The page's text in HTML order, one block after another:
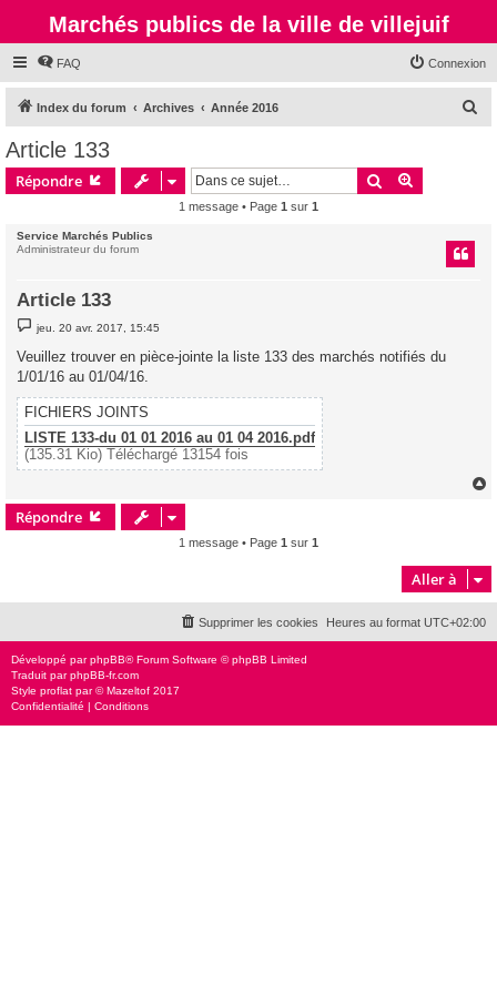
Marchés publics de la ville de villejuif
FAQ Connexion
Index du forum Archives Année 2016
Article 133
Répondre Rechercher
1 message • Page 1 sur 1
Service Marchés Publics
Administrateur du forum
Article 133
M
e
s
a
e
jeu. 20 avr. 2017, 15:45
Veuillez trouver en pièce-jointe la liste 133 des marchés notifiés du
1/01/16 au 01/04/16.
FICHIERS JOINTS
LISTE 133-du 01 01 2016 au 01 04 2016.pdf
(135.31 Kio) Téléchargé 13154 fois
Répondre
1 message • Page 1 sur 1
Aller à
Heures au format UTC+02:00
Supprimer les cookies
Développé parphpBB® Forum Software © phpBB Limited
Traduit parphpBB-fr.com
Style proflat par ©Mazeltof 2017
Confidentialité | Conditions